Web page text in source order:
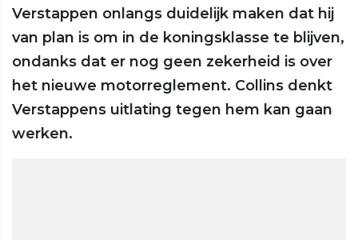
Verstappen onlangs duidelijk maken dat hij
van plan is om in de koningsklasse te blijven,
ondanks dat er nog geen zekerheid is over
het nieuwe motorreglement. Collins denkt
Verstappens uitlating tegen hem kan gaan
werken.